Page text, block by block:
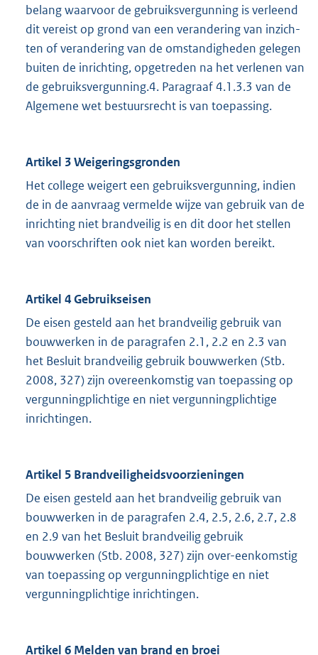
belang waarvoor de gebruiksvergunning is verleend
dit vereist op grond van een verandering van inzich-
ten of verandering van de omstandigheden gelegen
buiten de inrichting, opgetreden na het verlenen van
de gebruiksvergunning.4. Paragraaf 4.1.3.3 van de
Algemene wet bestuursrecht is van toepassing.
Artikel 3 Weigeringsgronden
Het college weigert een gebruiksvergunning, indien
de in de aanvraag vermelde wijze van gebruik van de
inrichting niet brandveilig is en dit door het stellen
van voorschriften ook niet kan worden bereikt.
Artikel 4 Gebruikseisen
De eisen gesteld aan het brandveilig gebruik van
bouwwerken in de paragrafen 2.1, 2.2 en 2.3 van
het Besluit brandveilig gebruik bouwwerken (Stb.
2008, 327) zijn overeenkomstig van toepassing op
vergunningplichtige en niet vergunningplichtige
inrichtingen.
Artikel 5 Brandveiligheidsvoorzieningen
De eisen gesteld aan het brandveilig gebruik van
bouwwerken in de paragrafen 2.4, 2.5, 2.6, 2.7, 2.8
en 2.9 van het Besluit brandveilig gebruik
bouwwerken (Stb. 2008, 327) zijn over-eenkomstig
van toepassing op vergunningplichtige en niet
vergunningplichtige inrichtingen.
Artikel 6 Melden van brand en broei